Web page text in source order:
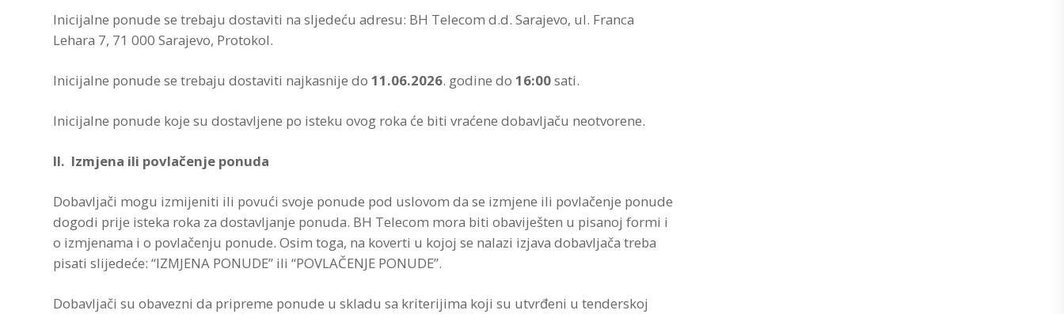
Inicijalne ponude se trebaju dostaviti na sljedeću adresu: BH Telecom d.d. Sarajevo, ul. Franca
Lehara 7, 71 000 Sarajevo, Protokol.
Inicijalne ponude se trebaju dostaviti najkasnije do 11.06.2026. godine do 16:00sati.
Inicijalne ponude koje su dostavljene po isteku ovog roka će biti vraćene dobavljaču neotvorene.
II. Izmjena ili povlačenje ponuda
Dobavljači mogu izmijeniti ili povući svoje ponude pod uslovom da se izmjene ili povlačenje ponude
dogodi prije isteka roka za dostavljanje ponuda. BH Telecom mora biti obaviješten u pisanoj formi i
o izmjenama i o povlačenju ponude. Osim toga, na koverti u kojoj se nalazi izjava dobavljača treba
pisati slijedeće: “IZMJENA PONUDE” ili “POVLAČENJE PONUDE”.
Dobavljači su obavezni da pripreme ponude u skladu sa kriterijima koji su utvrđeni u tenderskoj